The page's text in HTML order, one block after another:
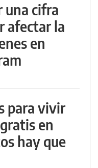
una cifra
afectar la
en
para vivir
en
hay que